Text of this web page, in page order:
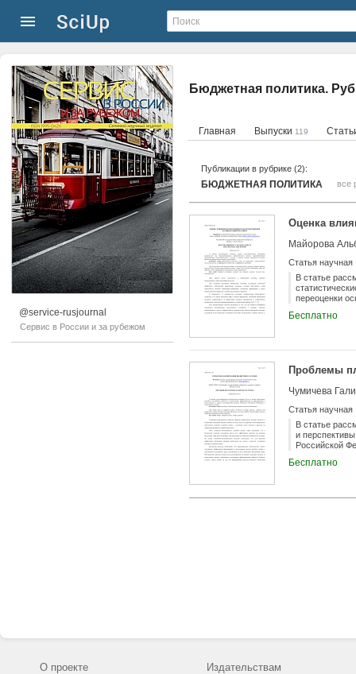
@service-rusjournal
Сервис в России и за рубежом
Бюджетная политика.
Главная Выпуски 119
Публикации в рубрике (2):
БЮДЖЕТНАЯ ПОЛИТИКА все
Оценка
Майорова
Статья научная
В статье
переоценки
Бесплатно
Проблемы
Чумичева
Статья научная
В статье
и
Российской
Бесплатно
О проекте
Издательствам